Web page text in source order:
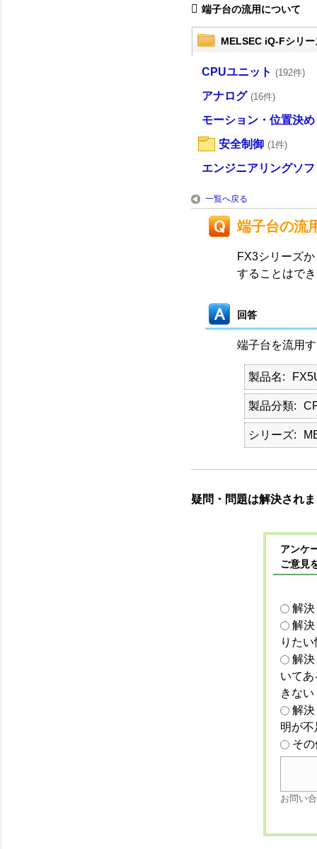
端子台の流用について
MELSEC iQ-Fシリー
CPUユニット (192件)
アナログ (16件)
モーション・位置決め
安全制御 (1件)
エンジニアリングソ
一覧へ戻る
端子台の流
FX3シリーズ
することはで
回答
端子台を流用
製品名
製品分類
シリーズ
疑問・問題は解決され
アンケ
ご意見
解
解
りた
解
いて
きない
解
明が
そ
お問い